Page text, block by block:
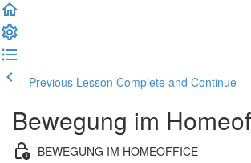
Previous Lesson Complete and Continue
Bewegung im
BEWEGUNG IM HOMEOFFICE